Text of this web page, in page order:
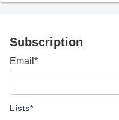
Subscription
Email*
Lists*